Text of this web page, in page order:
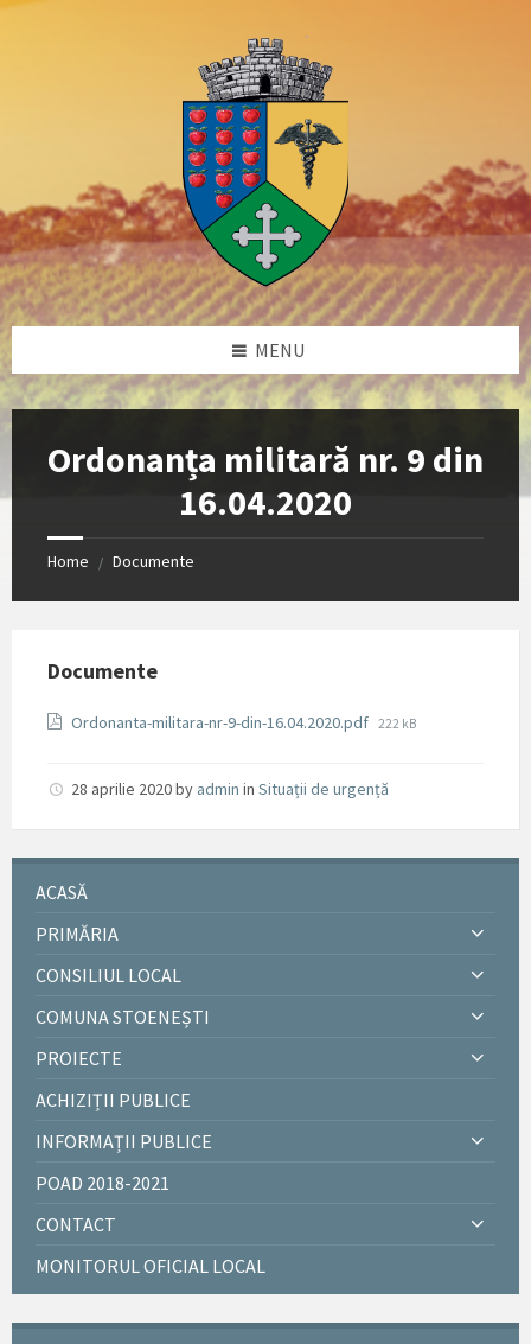
Skip
Skip
Skip
Skip
MENU
Ordonanța militară nr. 9 din
16.04.2020
Home / Documente
Documente
Ordonanta-militara-nr-9-din-16.04.2020.pdf File
222 kB
28 aprilie 2020by admin in Situații de urgență
ACASĂ
PRIMĂRIA
CONSILIUL LOCAL
COMUNA STOENEȘTI
PROIECTE
ACHIZIȚII PUBLICE
INFORMAȚII PUBLICE
POAD 2018-2021
CONTACT
MONITORUL OFICIAL LOCAL